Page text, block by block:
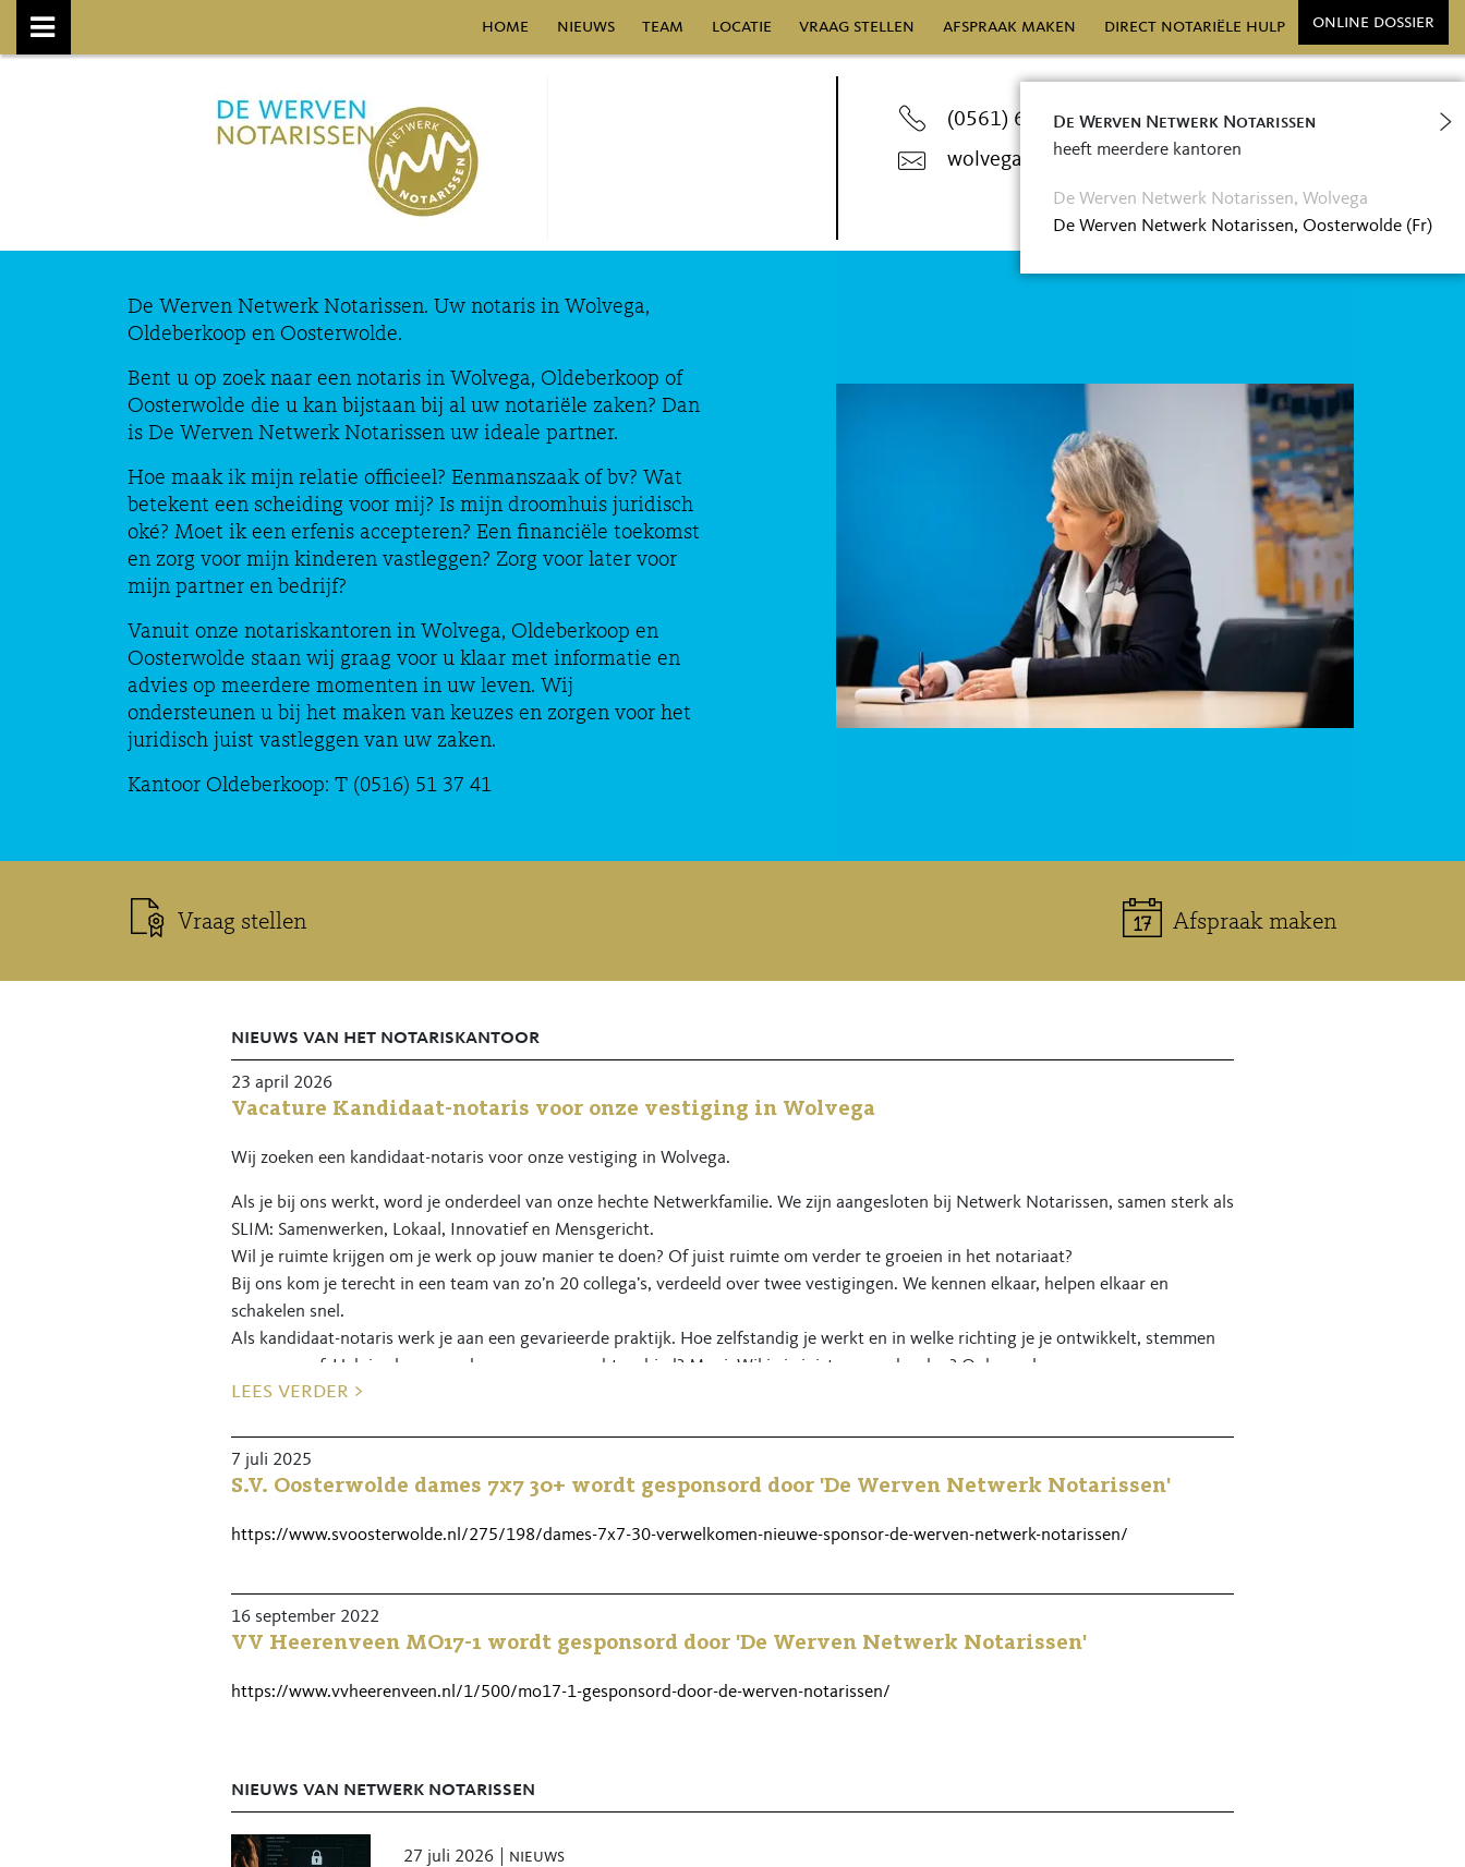
home nieuws team locatie vraag stellen afspraak maken direct notariële hulp online dossier
De Werven Netwerk Notarissen
heeft meerdere kantoren
De Werven Netwerk Notarissen, Wolvega
De Werven Netwerk Notarissen, Oosterwolde (Fr)
(0561) 69 11 11
wolvega@notarissen-dewerven.nl
De Werven Netwerk Notarissen. Uw notaris in Wolvega,
Oldeberkoop en Oosterwolde.
Bent u op zoek naar een notaris in Wolvega, Oldeberkoop of
Oosterwolde die u kan bijstaan bij al uw notariële zaken? Dan
is De Werven Netwerk Notarissen uw ideale partner.
Hoe maak ik mijn relatie officieel? Eenmanszaak of bv? Wat
betekent een scheiding voor mij? Is mijn droomhuis juridisch
oké? Moet ik een erfenis accepteren? Een financiële toekomst
en zorg voor mijn kinderen vastleggen? Zorg voor later voor
mijn partner en bedrijf?
Vanuit onze notariskantoren in Wolvega, Oldeberkoop en
Oosterwolde staan wij graag voor u klaar met informatie en
advies op meerdere momenten in uw leven. Wij
ondersteunen u bij het maken van keuzes en zorgen voor het
juridisch juist vastleggen van uw zaken.
Kantoor Oldeberkoop: T (0516) 51 37 41
Vraag stellen Afspraak maken
nieuws van het notariskantoor
23 april 2026
Vacature Kandidaat-notaris voor onze vestiging in Wolvega
Wij zoeken een kandidaat-notaris voor onze vestiging in Wolvega.
Als je bij ons werkt, word je onderdeel van onze hechte Netwerkfamilie. We zijn aangesloten bij Netwerk Notarissen, samen sterk als
SLIM: Samenwerken, Lokaal, Innovatief en Mensgericht.
Wil je ruimte krijgen om je werk op jouw manier te doen? Of juist ruimte om verder te groeien in het notariaat?
Bij ons kom je terecht in een team van zo’n 20 collega’s, verdeeld over twee vestigingen. We kennen elkaar, helpen elkaar en
schakelen snel.
Als kandidaat-notaris werk je aan een gevarieerde praktijk. Hoe zelfstandig je werkt en in welke richting je je ontwikkelt, stemmen
we samen af. Heb je al een voorkeur voor een rechtsgebied? Mooi. Wil je je juist nog verbreden? Ook goed.
• Veel ruimte om je werk zelf in te richten
• Aantal dagen en werktijden in overleg
• Een team dat samenwerkt en voor elkaar klaarstaat
• Mogelijkheid om je verder te ontwikkelen, in de breedte of diepte
• Direct contact met cliënten en verantwoordelijkheid
Iemand die zich prettig voelt in een betrokken en nuchtere werkomgeving. Je werkt graag samen, neemt initiatief en vindt het leuk
nog niet precies weet of het past.
lees verder >
7 juli 2025
S.V. Oosterwolde dames 7x7 30+ wordt gesponsord door 'De Werven Netwerk Notarissen'
https://www.svoosterwolde.nl/275/198/dames-7x7-30-verwelkomen-nieuwe-sponsor-de-werven-netwerk-notarissen/
16 september 2022
VV Heerenveen MO17-1 wordt gesponsord door 'De Werven Netwerk Notarissen'
https://www.vvheerenveen.nl/1/500/mo17-1-gesponsord-door-de-werven-notarissen/
nieuws van netwerk notarissen
27 juli 2026 nieuws